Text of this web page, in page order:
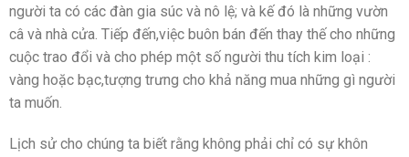
người ta có các đàn gia súc và nô lệ; và kế đó là những vườn
câ và nhà cửa. Tiếp đến,việc buôn bán đến thay thế cho những
cuộc trao đổi và cho phép một số người thu tích kim loại :
vàng hoặc bạc,tượng trưng cho khả năng mua những gì người
ta muốn.
Lịch sử cho chúng ta biết rằng không phải chỉ có sự khôn